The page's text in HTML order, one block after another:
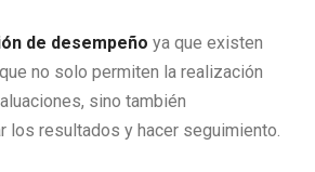
de desempeño ya que existen
no solo permiten la realización
sino también
los resultados y hacer seguimiento.